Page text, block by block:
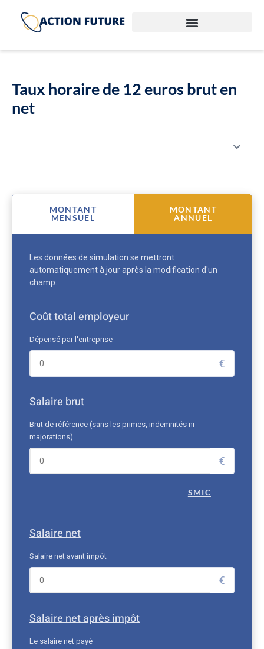
Taux horaire de 12 euros brut en
net
MONTANT
MENSUEL
MONTANT
ANNUEL
Les données de simulation se mettront
automatiquement à jour après la modification d'un
champ.
Coût total employeur
Dépensé par l'entreprise
€
Salaire brut
Brut de référence (sans les primes, indemnités ni
majorations)
€
SMIC
Salaire net
Salaire net avant impôt
€
Salaire net après impôt
Le salaire net payé